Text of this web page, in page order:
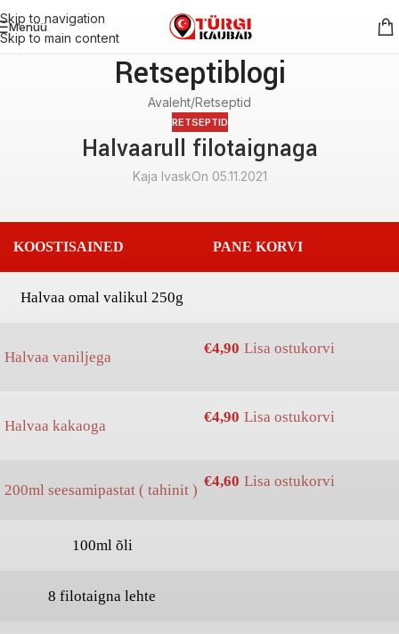
Skip to navigation
Skip to main content
Menüü
Retseptiblogi
Avaleht Retseptid
RETSEPTID
Halvaarull filotaignaga
Kaja IvaskOn 05.11.2021
KOOSTISAINED PANE KORVI
Halvaa omal valikul 250g
Halvaa vaniljega
€4,90 Lisa ostukorvi
Halvaa kakaoga
€4,90 Lisa ostukorvi
200ml seesamipastat ( tahinit )
€4,60 Lisa ostukorvi
100ml õli
8 filotaigna lehte